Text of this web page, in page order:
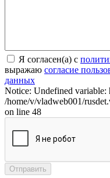
Я согласен(а) с
выражаю согласие
данных
Notice: Undefined variable:
/home/v/vladweb001/
on line 48
Отправить